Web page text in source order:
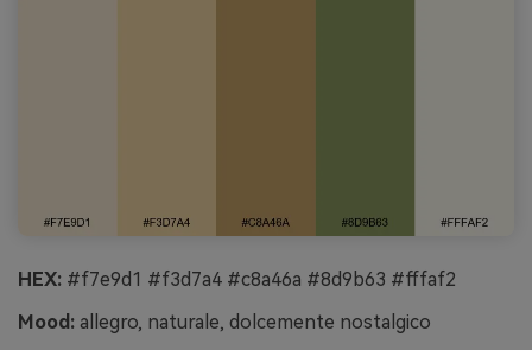
HEX: #f7e9d1 #f3d7a4 #c8a46a #8d9b63 #fffaf2
Mood: allegro, naturale, dolcemente nostalgico